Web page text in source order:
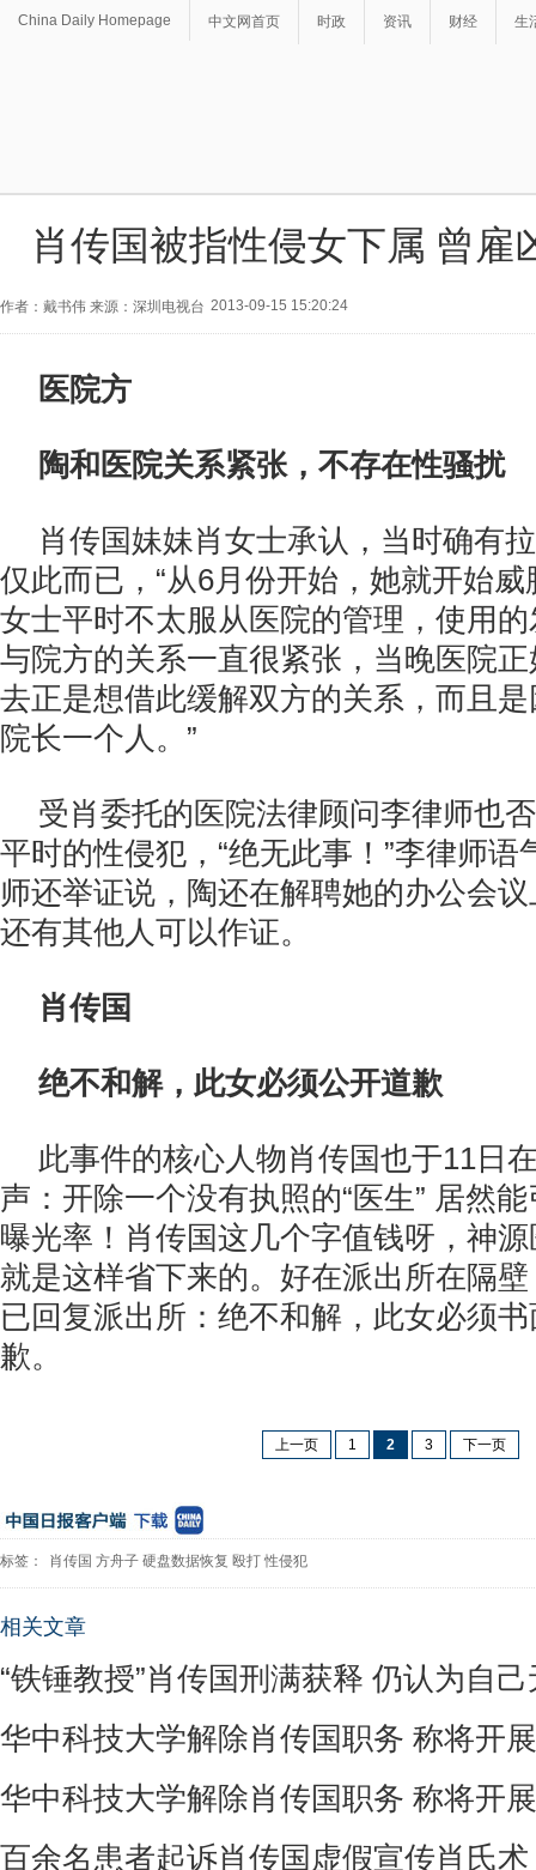
China Daily Homepage 中文网首页 时政 资讯 财经 生
肖传国被指性侵女下属 曾雇
作者：戴书伟 来源：深圳电视台 2013-09-15 15:20:24
医院方
陶和医院关系紧张，不存在性骚扰
肖传国妹妹肖女士承认，当时确有
仅此而已，“从6月份开始，她就开始
女士平时不太服从医院的管理，使用
与院方的关系一直很紧张，当晚医院
去正是想借此缓解双方的关系，而且
院长一个人。”
受肖委托的医院法律顾问李律师也
平时的性侵犯，“绝无此事！”李律师语
师还举证说，陶还在解聘她的办公会
还有其他人可以作证。
肖传国
绝不和解，此女必须公开道歉
此事件的核心人物肖传国也于11日
声：开除一个没有执照的“医生” 居然
曝光率！肖传国这几个字值钱呀，神
就是这样省下来的。好在派出所在隔
已回复派出所：绝不和解，此女必须
歉。
上一页 1 2 3 下一页
标签： 肖传国 方舟子 硬盘数据恢复 殴打 性侵犯
相关文章
“铁锤教授”肖传国刑满获释 仍认为自
华中科技大学解除肖传国职务 称将开
华中科技大学解除肖传国职务 称将开
百余名患者起诉肖传国虚假宣传肖氏术